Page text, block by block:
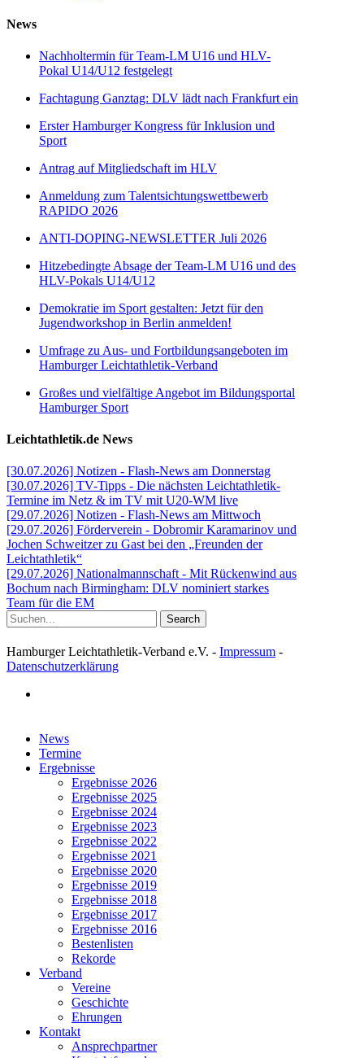
News
Nachholtermin für Team-LM U16 und HLV-
Pokal U14/U12 festgelegt
Fachtagung Ganztag: DLV lädt nach Frankfurt ein
Erster Hamburger Kongress für Inklusion und
Sport
Antrag auf Mitgliedschaft im HLV
Anmeldung zum Talentsichtungswettbewerb
RAPIDO 2026
ANTI-DOPING-NEWSLETTER Juli 2026
Hitzebedingte Absage der Team-LM U16 und des
HLV-Pokals U14/U12
Demokratie im Sport gestalten: Jetzt für den
Jugendworkshop in Berlin anmelden!
Umfrage zu Aus- und Fortbildungsangeboten im
Hamburger Leichtathletik-Verband
Großes und vielfältige Angebot im Bildungsportal
Hamburger Sport
Leichtathletik.de News
[30.07.2026] Notizen - Flash-News am Donnerstag
[30.07.2026] TV-Tipps - Die nächsten Leichtathletik-
Termine im Netz & im TV mit U20-WM live
[29.07.2026] Notizen - Flash-News am Mittwoch
[29.07.2026] Förderverein - Dobromir Karamarinov und
Jochen Schweitzer zu Gast bei den „Freunden der
Leichtathletik“
[29.07.2026] Nationalmannschaft - Mit Rückenwind aus
Bochum nach Birmingham: DLV nominiert starkes
Team für die EM
Search
Hamburger Leichtathletik-Verband e.V. - Impressum -
Datenschutzerklärung
Close
Menu
News
Termine
Ergebnisse
Ergebnisse 2026
Ergebnisse 2025
Ergebnisse 2024
Ergebnisse 2023
Ergebnisse 2022
Ergebnisse 2021
Ergebnisse 2020
Ergebnisse 2019
Ergebnisse 2018
Ergebnisse 2017
Ergebnisse 2016
Bestenlisten
Rekorde
Verband
Vereine
Geschichte
Ehrungen
Kontakt
Ansprechpartner